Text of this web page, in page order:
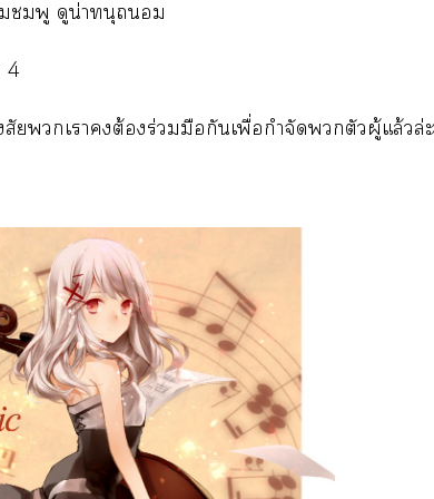
ชมพู ดูน่าทนุ
4
ยเาต้องร่วมมือกันเพื่อกำจัดตัวผู้แล้วล่